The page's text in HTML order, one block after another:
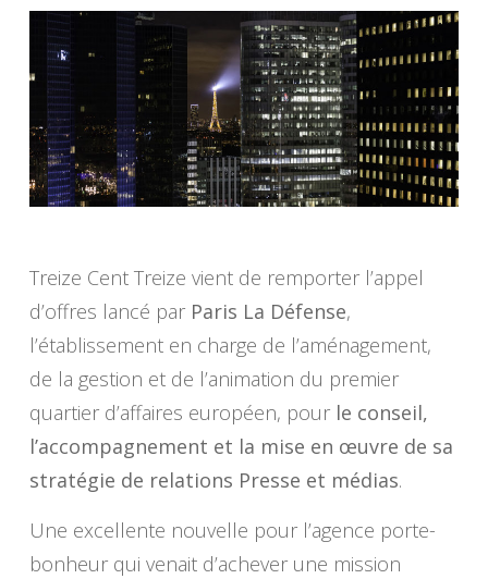
Treize Cent Treize vient de remporter l’appel
d’offres lancé par Paris La Défense,
l’établissement en charge de l’aménagement,
de la gestion et de l’animation du premier
quartier d’affaires européen, pour le conseil,
l’accompagnement et la mise en œuvre de sa
stratégie de relations Presse et médias.
Une excellente nouvelle pour l’agence porte-
bonheur qui venait d’achever une mission